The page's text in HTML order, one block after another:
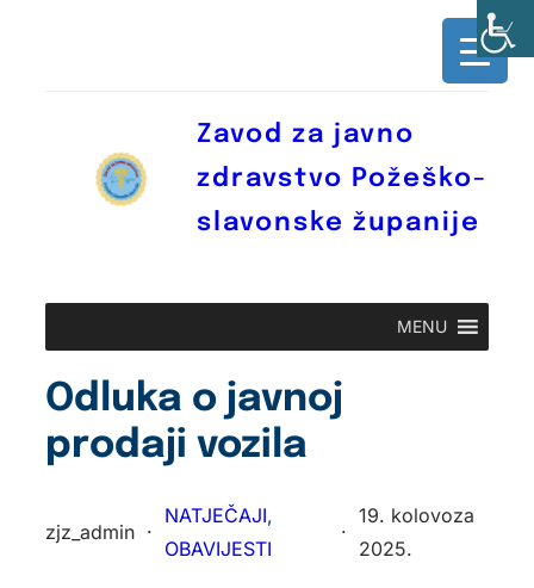
Zavod za javno
zdravstvo Požeško-
slavonske županije
MENU
Odluka o javnoj
prodaji vozila
zjz_admin ·
NATJEČAJI
OBAVIJESTI
·
19. kolovoza
2025.